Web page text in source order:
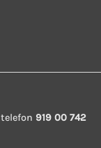
919 00 742